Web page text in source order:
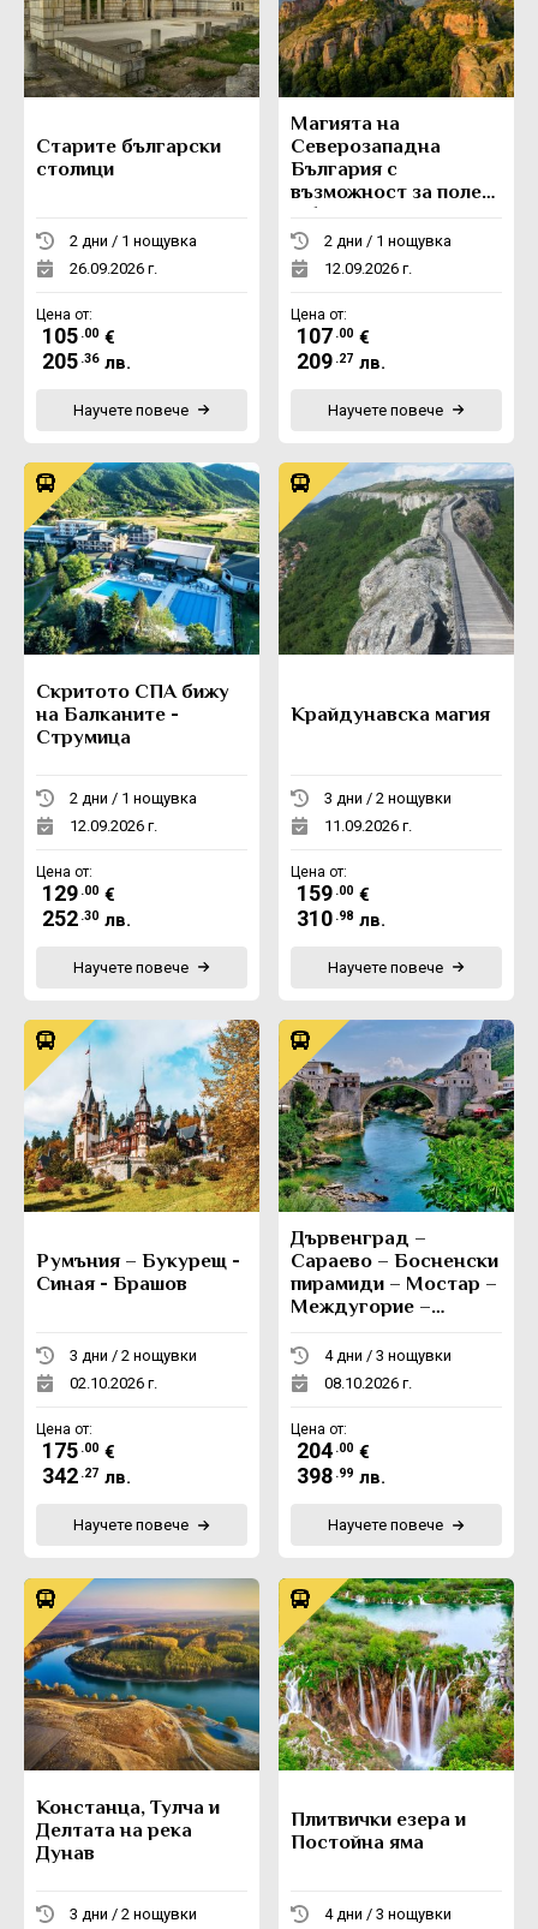
Старите български
столици
2 дни / 1 нощувка
26.09.2026 г.
Цена от:
105 .00 €
205 .36 лв.
Научете повече
Магията на
Северозападна
България с
възможност за полет
с балон
2 дни / 1 нощувка
12.09.2026 г.
Цена от:
107 .00 €
209 .27 лв.
Научете повече
Скритото СПА бижу
на Балканите -
Струмица
2 дни / 1 нощувка
12.09.2026 г.
Цена от:
129 .00 €
252 .30 лв.
Научете повече
Крайдунавска магия
3 дни / 2 нощувки
11.09.2026 г.
Цена от:
159 .00 €
310 .98 лв.
Научете повече
Румъния – Букурещ -
Синая - Брашов
3 дни / 2 нощувки
02.10.2026 г.
Цена от:
175 .00 €
342 .27 лв.
Научете повече
Дървенград –
Сараево – Босненски
пирамиди – Мостар –
Междугорие –
Каменград4 дни / 3 нощувки
08.10.2026 г.
Цена от:
204 .00 €
398 .99 лв.
Научете повече
Констанца, Тулча и
Делтата на река
Дунав
3 дни / 2 нощувки
Плитвички езера и
Постойна яма
4 дни / 3 нощувки